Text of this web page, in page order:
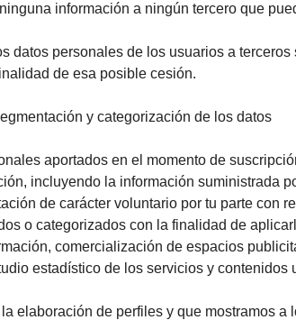
información a ningún tercero que
datos personales de los usuarios a
de esa posible cesión.
y categorización de los datos
aportados en el momento de
incluyendo la información suministrada
de carácter voluntario por tu parte con
o categorizados con la finalidad de
comercialización de espacios
estadístico de los servicios y
elaboración de perfiles y que mostramos